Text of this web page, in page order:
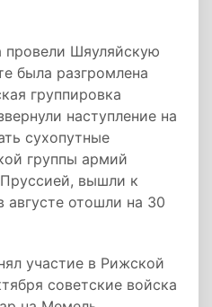
провели Шяуляйскую
была разгромлена
группировка
наступление на
сухопутные
группы армий
вышли к
августе отошли на 30
участие в Рижской
советские войска